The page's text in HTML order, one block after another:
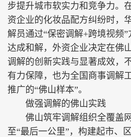
步提升城市软实力和竞争力。
资企业的化妆品配方纠纷时，
解员通过“保密调解+跨境视频
达成和解，外资企业决定在佛
调解的创新实践与显著成效，
有力保障，也为全国商事调解
推广的“佛山样本”。
做强调解的佛山实践
佛山筑牢调解组织全覆盖网
至“最后一公里”，构建起市、